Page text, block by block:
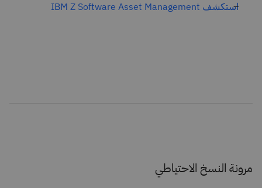
استكشف IBM Z Software Asset Management
مرونة النسخ الاحتياطي